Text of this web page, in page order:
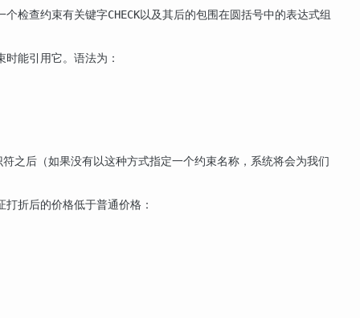
个检查约束有关键字CHECK以及其后的包围在圆括号中的表达式组
能引用它。语法为：
符之后（如果没有以这种方式指定一个约束名称，系统将会为我们
折后的价格低于普通价格：